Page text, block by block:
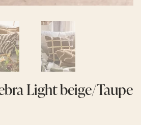
Light beige/Taupe